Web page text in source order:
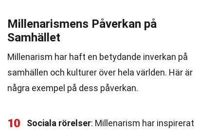
Millenarismens Påverkan på
Samhället
Millenarism har haft en betydande inverkan på
samhällen och kulturer över hela världen. Här är
några exempel på dess påverkan.
10 Sociala rörelser: Millenarism har inspirerat